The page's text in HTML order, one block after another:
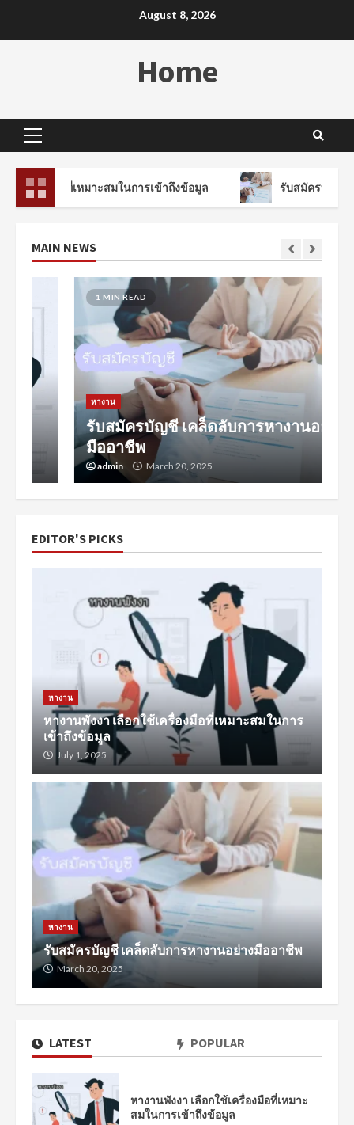
August 8, 2026
Home
Primary
อที่เหมาะสมในการเข้าถึงข้อมูล
รับสมัครบัญชี เคล็ดลับกา
MAIN NEWS
1 MIN READ
รับสมัครบัญชี เคล็ดลับการหางานอย่าง
มืออาชีพ
admin March 20, 2025
LATEST POPULAR
หางานพังงา เลือกใช้เครื่องมือที่เหมาะ
สมในการเข้าถึงข้อมูล
EDITOR'S PICKS
หางาน
หางานพังงา เลือกใช้เครื่องมือที่เหมาะสมในการ
เข้าถึงข้อมูล
July 1, 2025
หางาน
รับสมัครบัญชี เคล็ดลับการหางานอย่างมืออาชีพ
March 20, 2025